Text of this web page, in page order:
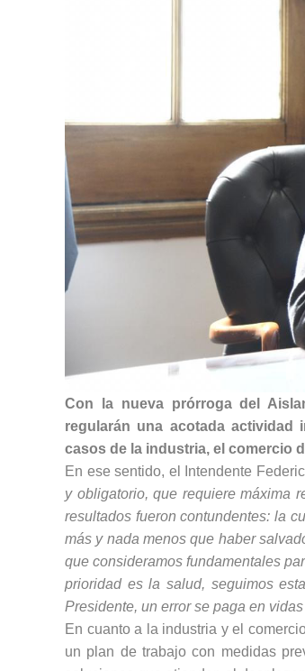
Con la nueva prórroga del
regularán una acotada actividad
casos de la industria, el comercio
En ese sentido, el Intendente
y obligatorio, que requiere máxima
resultados fueron contundentes: la
más y nada menos que haber
que consideramos fundamentales
prioridad es la salud, seguimos
Presidente, un error se paga en
En cuanto a la industria y el
un plan de trabajo con medidas